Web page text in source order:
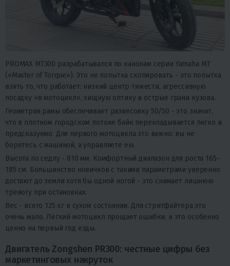
PROMAX MT300 разрабатывался по канонам серии Yamaha MT
(«Master of Torque»). Это не попытка скопировать - это попытка
взять то, что работает: низкий центр тяжести, агрессивную
посадку «в мотоцикл», хищную оптику и острые грани кузова.
Геометрия рамы обеспечивает развесовку 50/50 - это значит,
что в плотном городском потоке байк перекладывается легко и
предсказуемо. Для первого мотоцикла это важно: вы не
боретесь с машиной, а управляете ею.
Высота по седлу - 810 мм. Комфортный диапазон для роста 165-
185 см. Большинство новичков с такими параметрами уверенно
достают до земли хотя бы одной ногой - это снимает лишнюю
тревогу при остановках.
Вес - всего 125 кг в сухом состоянии. Для стритфайтера это
очень мало. Лёгкий мотоцикл прощает ошибки, и это особенно
ценно на первый год езды.
Двигатель Zongshen PR300: честные цифры без
маркетинговых накруток